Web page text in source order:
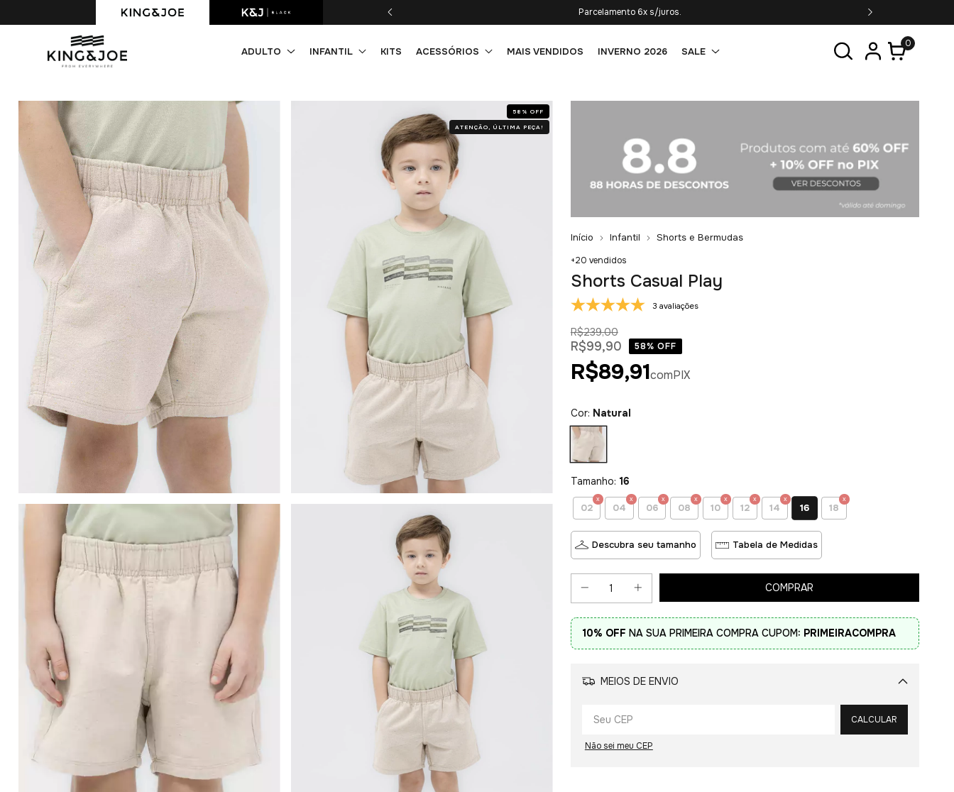
Primeira compra com 10% OFF. Cupom: PRIMEIRACOMPRA Parcelamento 6x s/juros.
ADULTO INFANTIL KITS ACESSÓRIOS MAIS VENDIDOS INVERNO 2026 SALE
0
58 % OFF
ATENÇÃO, ÚLTIMA PEÇA!
Início Infantil Shorts e Bermudas
+20 vendidos
Shorts Casual Play
3 avaliações
R$239,00
R$99,90 58% OFF
R$89,91comPIX
Cor: Natural
Tamanho: 16
02 04 06 08 10 12 14 16 18
Descubra seu tamanho Tabela de Medidas
10% OFF NA SUA PRIMEIRA COMPRA CUPOM: PRIMEIRACOMPRA
MEIOS DE ENVIO
Alterar CEP
CALCULAR
Não sei meu CEP